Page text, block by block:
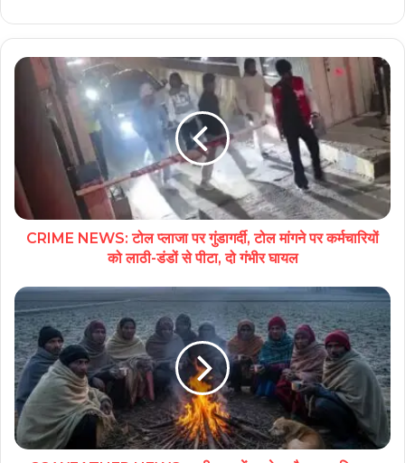
CRIME NEWS: टोल प्लाजा पर गुंडागर्दी, टोल मांगने पर कर्मचारियों
को लाठी-डंडों से पीटा, दो गंभीर घायल